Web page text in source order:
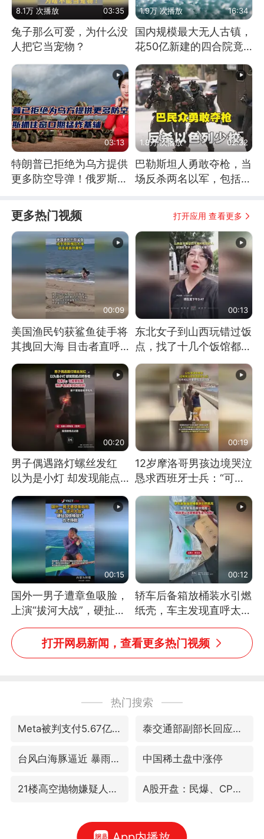
8.1万 次播放 03:35
兔子那么可爱，为什么没
人把它当宠物？
1.9万 次播放 16:34
国内规模最大无人古镇，
花50亿新建的四合院竟
03:13
特朗普已拒绝为乌方提供
更多防空导弹！俄罗斯抓
1.8万 次播放 02:32
巴勒斯坦人勇敢夺枪，当
场反杀两名以军，包括一
更多热门视频 打开应用 查看更多
00:09
美国渔民钓获鲨鱼徒手将
其拽回大海 目击者直呼
震惊 （视频来源：参考
消息）
00:13
东北女子到山西玩错过饭
点，找了十几个饭馆都没
开门：午休到几点
00:20
男子偶遇路灯螺丝发红
以为是小灯 却发现能点
燃香烟 当事人：已报警
处理
00:19
12岁摩洛哥男孩边境哭泣
恳求西班牙士兵：“可不
可以不要把我遣返回国”
00:15
国外一男子遭章鱼吸脸，
上演“拔河大战”，硬扯加
铁棒敲打方才挣脱
00:12
轿车后备箱放桶装水引燃
纸壳，车主发现直呼太危
险，“拍出来让大家都避
免这个危险”
打开网易新闻，查看更多热门视频
热门搜索
Meta被判支付5.67亿美元 泰交通部副部长回应中国人遭歧视手势
台风白海豚逼近 暴雨大暴雨来袭 中国稀土盘中涨停
21楼高空抛物嫌疑人被拘留 A股开盘：民爆、CPO等概念走强